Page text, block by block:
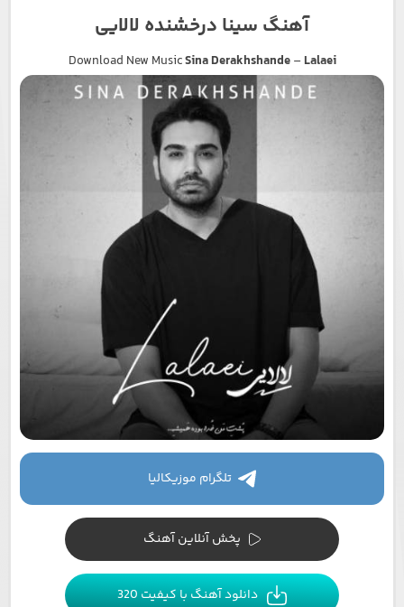
آهنگ سینا درخشنده لالایی
Download New MusicSina Derakhshande– Lalaei
تلگرام موزیکالیا
پخش آنلاین آهنگ
دانلود آهنگ با کیفیت 320